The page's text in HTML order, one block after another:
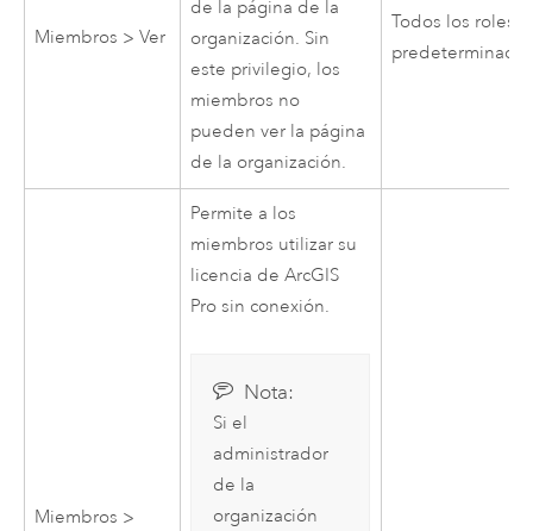
Miembros > Ver
de la página de la
organización. Sin
este privilegio, los
miembros no
pueden ver la página
de la organización.
Todos los roles
Miembros >
Permite a los
miembros utilizar su
licencia deArcGIS
Pro sin conexión.
Nota:
Si el
administrador
de la
organización